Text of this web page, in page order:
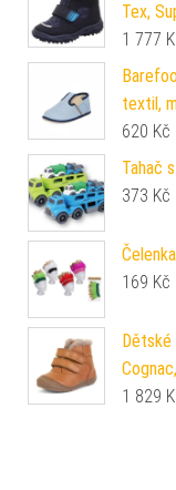
Tex,
1 777
textil,
620 Kč
Tahač
373 Kč
169 Kč
1 829